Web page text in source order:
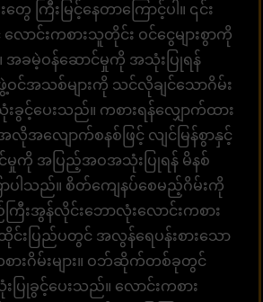
ေ ကြီးမြင့်နေတာကြောင့်ပါ။ ၎င်း
ာင်းကစားသူတိုင်း ဝင်ငွေများစွာကို
အခမဲ့ဝန်ဆောင်မှုကို အသုံးပြုရန်
ဖွဲ့ဝင်အသစ်များကို သင်လိုချင်သောဂိမ်း
းခွင့်ပေးသည်။ ကစားရန်လျှောက်ထား
လျောက်စနစ်ဖြင့် လျင်မြန်စွာနှင့်
င်မှုကို အပြည့်အဝအသုံးပြုရန် မိနစ်
ပါသည်။ စိတ်ကျေနပ်စေမည့်ဂိမ်းကို
ည်ကြီးအွန်လိုင်းဘောလုံးလောင်းကစား
ထိုင်းပြည်ပတွင် အလွန်ရေပန်းစားသော
ားဂိမ်းများ။ ဝဘ်ဆိုက်တစ်ခုတွင်
ြုခွင့်ပေးသည်။ လောင်းကစား